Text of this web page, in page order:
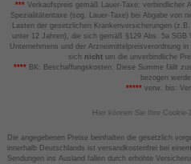
*** Verkaufspreis gemäß Lauer-Taxe; verbindlicher
Spezialitätentaxe (sog. Lauer-Taxe) bei Abgabe von
Lasten der gesetzlichen Krankenversicherungen
unter 12 Jahren), die sich gemäß §129 Abs. 5a
Unternehmens und der Arzneimittelpreisverordnung
sich nicht um die unverbindliche
****BK: Beschaffungskosten. Diese Summe fällt
bezogen
*****verw. bis:
Hier können Sie Ihre
Die angegebenen Preise beinhalten die gesetzlich
innerhalb Deutschlands ist versandkostenfrei bei
Sendungen ins Ausland fallen durch erhöhte